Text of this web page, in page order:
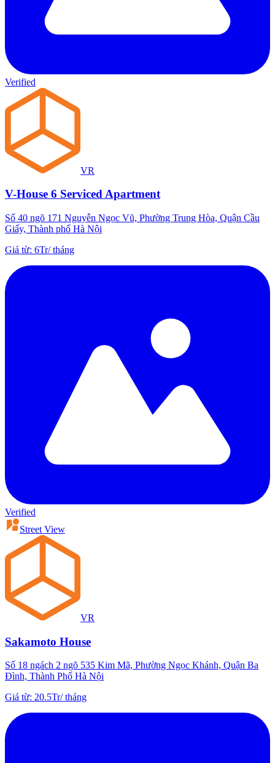
Verified
VR
V-House 6 Serviced Apartment
Số 40 ngõ 171 Nguyễn Ngọc Vũ, Phường Trung Hòa, Quận Cầu
Giấy, Thành phố Hà Nội
Giá từ: 6Tr/tháng
Verified
Street View
VR
Sakamoto House
Số 18 ngách 2 ngõ 535 Kim Mã, Phường Ngọc Khánh, Quận Ba
Đình, Thành Phố Hà Nội
Giá từ: 20.5Tr/tháng